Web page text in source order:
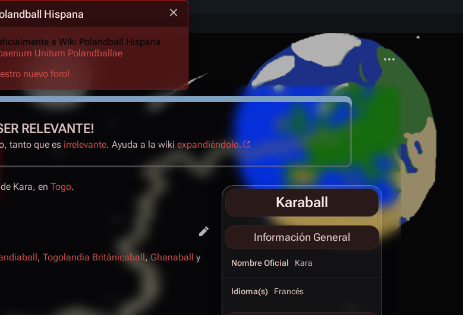
Hispana
a Wiki Polandball Hispana
Unitum Polandballae
nuevo foro!
Más acciones
RELEVANTE!
tanto que es irrelevante. Ayuda a la wiki expandiéndolo.
Karaball
Información General
Nombre Oficial Kara
Idioma(s) Francés
Kara, en Togo.
, Togolandia Británicaball,Ghanaball y